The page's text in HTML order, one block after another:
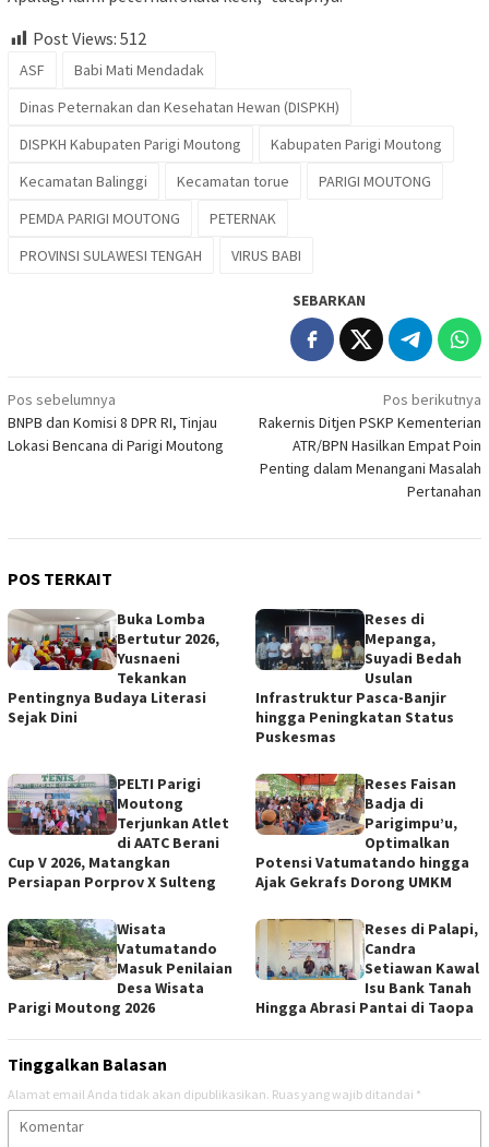
Post Views: 512
ASF
Babi Mati Mendadak
Dinas Peternakan dan Kesehatan Hewan (DISPKH)
DISPKH Kabupaten Parigi Moutong
Kabupaten Parigi Moutong
Kecamatan Balinggi
Kecamatan torue
PARIGI MOUTONG
PEMDA PARIGI MOUTONG
PETERNAK
PROVINSI SULAWESI TENGAH
VIRUS BABI
SEBARKAN
Navigasi
pos
Pos sebelumnya
BNPB dan Komisi 8 DPR RI, Tinjau
Lokasi Bencana di Parigi Moutong
Pos berikutnya
Rakernis Ditjen PSKP Kementerian
ATR/BPN Hasilkan Empat Poin
Penting dalam Menangani Masalah
Pertanahan
POS TERKAIT
Buka Lomba
Bertutur 2026,
Yusnaeni
Tekankan
Pentingnya Budaya Literasi
Sejak Dini
Reses di
Mepanga,
Suyadi Bedah
Usulan
Infrastruktur Pasca-Banjir
hingga Peningkatan Status
Puskesmas
PELTI Parigi
Moutong
Terjunkan Atlet
di AATC Berani
Cup V 2026, Matangkan
Persiapan Porprov X Sulteng
Reses Faisan
Badja di
Parigimpu’u,
Optimalkan
Potensi Vatumatando hingga
Ajak Gekrafs Dorong UMKM
Wisata
Vatumatando
Masuk Penilaian
Desa Wisata
Parigi Moutong 2026
Reses di Palapi,
Candra
Setiawan Kawal
Isu Bank Tanah
Hingga Abrasi Pantai di Taopa
Tinggalkan Balasan
Alamat email Anda tidak akan dipublikasikan. Ruas yang wajib ditandai *